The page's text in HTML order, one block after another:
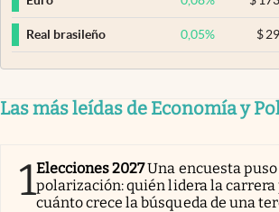
Real brasileño 0,05% $
Las más leídas de Economía y
1Elecciones 2027Una encuesta
polarización: quién lidera la
cuánto crece la búsqueda de una